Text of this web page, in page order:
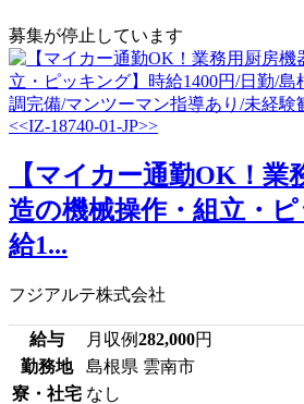
募集が停止しています
【マイカー通勤OK！業
造の機械操作・組立・
給1...
フジアルテ株式会社
給与 月収例282,000円
勤務地
島根県 雲南市
寮・社宅 なし